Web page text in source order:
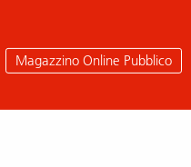
Magazzino Online Pubblico